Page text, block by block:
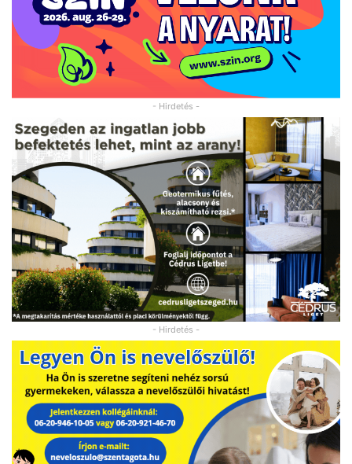
- Hirdetés -
- Hirdetés -